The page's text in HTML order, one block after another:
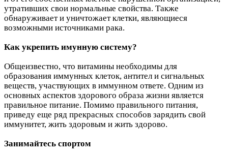
утративших свои нормальные свойства. Также
обнаруживает и уничтожает клетки, являющиеся
возможными источниками рака.
Как укрепить имунную систему?
Общеизвестно, что витамины необходимы для
образования иммунных клеток, антител и сигнальных
веществ, участвующих в иммунном ответе. Одним из
основных аспектов здорового образа жизни является
правильное питание. Помимо правильного питания,
приведу еще ряд прекрасных способов зарядить свой
иммунитет, жить здоровым и жить здорово.
Занимайтесь спортом